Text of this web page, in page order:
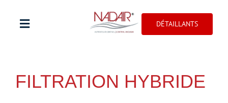
contentToggle
DÉTAILLANTS
FILTRATION HYBRIDE